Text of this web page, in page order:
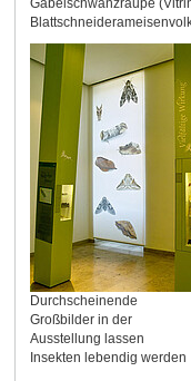
Gabelschwanzraupe
Durchscheinende
Großbilder in der
Ausstellung lassen
Insekten lebendig werden